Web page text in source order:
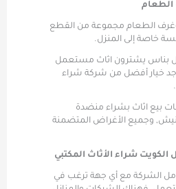
الطعام مجموعة من القطع
خاصة إلى المنزل.
بناس يشترون اثاث مستعمل
خيار أفضل من شركة شراء
بيع اثاث بشراء منضدة
وجميع الأغراض المتضمنة
شراء الأثاث المكتبي
الشركة مع أي جهة ترغب في